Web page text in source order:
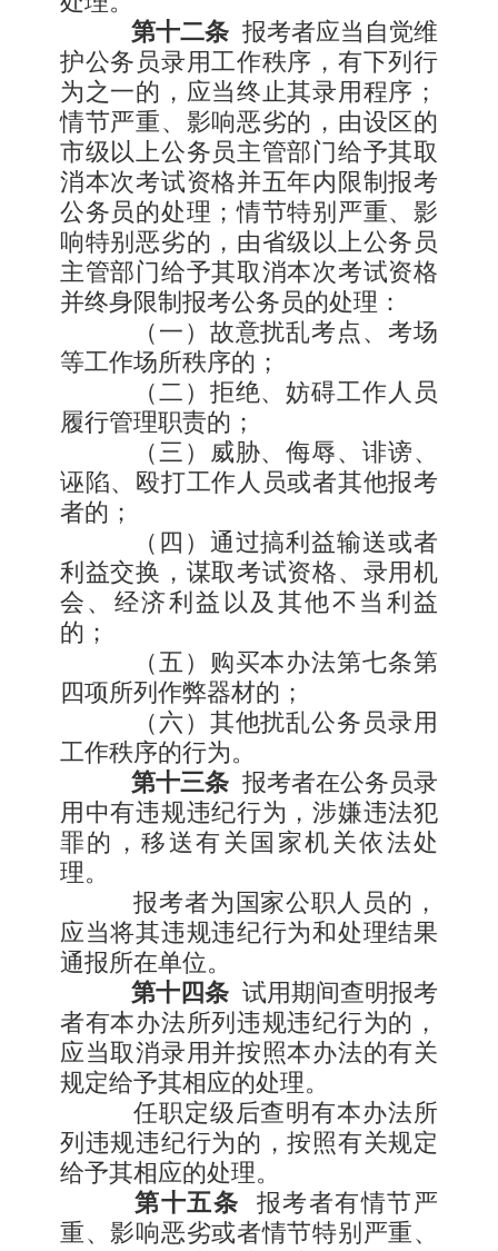
第十二条 报考者应当自觉维
护公务员录用工作秩序，有下列行
为之一的，应当终止其录用程序；
情节严重、影响恶劣的，由设区的
市级以上公务员主管部门给予其取
消本次考试资格并五年内限制报考
公务员的处理；情节特别严重、影
响特别恶劣的，由省级以上公务员
主管部门给予其取消本次考试资格
并终身限制报考公务员的处理：
（一）故意扰乱考点、考场
等工作场所秩序的；
（二）拒绝、妨碍工作人员
履行管理职责的；
（三）威胁、侮辱、诽谤、
诬陷、殴打工作人员或者其他报考
者的；
（四）通过搞利益输送或者
利益交换，谋取考试资格、录用机
会、经济利益以及其他不当利益
的；
（五）购买本办法第七条第
四项所列作弊器材的；
（六）其他扰乱公务员录用
工作秩序的行为。
第十三条 报考者在公务员录
用中有违规违纪行为，涉嫌违法犯
罪的，移送有关国家机关依法处
理。
报考者为国家公职人员的，
应当将其违规违纪行为和处理结果
通报所在单位。
第十四条 试用期间查明报考
者有本办法所列违规违纪行为的，
应当取消录用并按照本办法的有关
规定给予其相应的处理。
任职定级后查明有本办法所
列违规违纪行为的，按照有关规定
给予其相应的处理。
第十五条
报考者有情节严
重、影响恶劣或者情节特别严重、